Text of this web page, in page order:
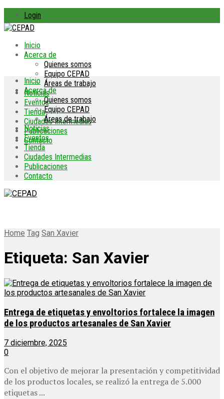
Login
Inicio
Acerca de
Quienes somos
Equipo CEPAD
Áreas de trabajo
Noticias
Eventos
Tienda
Ciudades Intermedias
Publicaciones
Contacto
Inicio
Acerca de
Quienes somos
Equipo CEPAD
Áreas de trabajo
Noticias
Eventos
Tienda
Ciudades Intermedias
Publicaciones
Contacto
Home Tag San Xavier
Etiqueta: San Xavier
Entrega de etiquetas y envoltorios fortalece la imagen
de los productos artesanales de San Xavier
7 diciembre, 2025
0
Con el objetivo de mejorar la presentación y competitividad
de los productos locales, se realizó la entrega de 5.000
etiquetas ...